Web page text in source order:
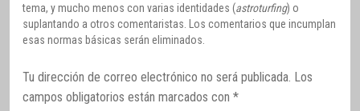
tema, y mucho menos con varias identidades (astroturfing) o
suplantando a otros comentaristas. Los comentarios que incumplan
esas normas básicas serán eliminados.
Tu dirección de correo electrónico no será publicada. Los
campos obligatorios están marcados con *